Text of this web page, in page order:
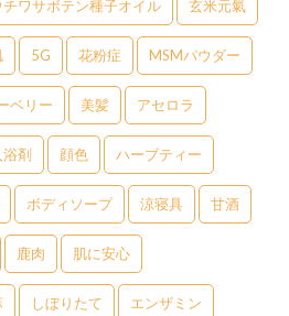
チワサボテン種子オイル 玄米元氣
5G 花粉症 MSMパウダー
ベリー 美髪 アセロラ
浴剤 顔色 ハーブティー
ボディソープ 涼寝具 甘酒
鹿肉 肌に安心
しぼりたて エンザミン